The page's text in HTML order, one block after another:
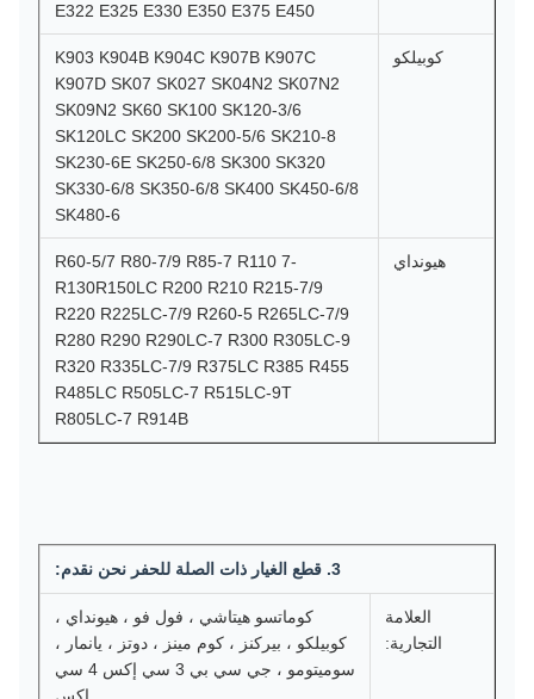
E322 E325 E330 E350 E375 E450
كوبيلكو
K903 K904B K904C K907B K907C
K907D SK07 SK027 SK04N2 SK07N2
SK09N2 SK60 SK100 SK120-3/6
SK120LC SK200 SK200-5/6 SK210-8
SK230-6E SK250-6/8 SK300 SK320
SK330-6/8 SK350-6/8 SK400 SK450-6/8
SK480-6
هيونداي
-7 R60-5/7 R80-7/9 R85-7 R110
R130R150LC R200 R210 R215-7/9
R220 R225LC-7/9 R260-5 R265LC-7/9
R280 R290 R290LC-7 R300 R305LC-9
R320 R335LC-7/9 R375LC R385 R455
R485LC R505LC-7 R515LC-9T
R805LC-7 R914B
3. قطع الغيار ذات الصلة للحفر نحن نقدم:
العلامة
التجارية:
كوماتسو هيتاشي ، فول فو ، هيونداي ،
كوبيلكو ، بيركنز ، كوم مينز ، دوتز ، يانمار ،
سوميتومو ، جي سي بي 3 سي إكس 4 سي